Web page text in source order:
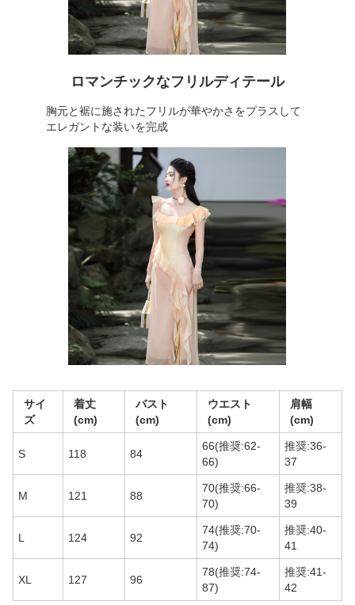
ロマンチックなフリルディテール
胸元と裾に施されたフリルが華やかさをプラスして
エレガントな装いを完成
サイ
ズ
着丈
(cm)
バスト
(cm)
ウエスト
(cm)
肩幅
(cm)
S 118 84
66(推奨:62-
66)
推奨:36-
37
M 121 88
70(推奨:66-
70)
推奨:38-
39
L 124 92
74(推奨:70-
74)
推奨:40-
41
XL 127 96
78(推奨:74-
87)
推奨:41-
42